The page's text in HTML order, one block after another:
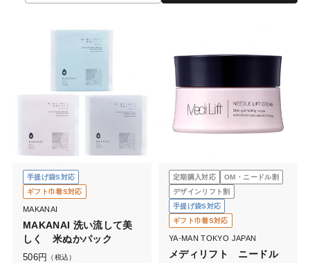
手提げ袋S対応
ギフト巾着S対応
MAKANAI
MAKANAI 洗い流して美
しく 米ぬかパック
506円 （税込）
定期購入対応
OM・ニードル割
デザインリフト割
手提げ袋S対応
ギフト巾着S対応
YA-MAN TOKYO JAPAN
メディリフト ニードル